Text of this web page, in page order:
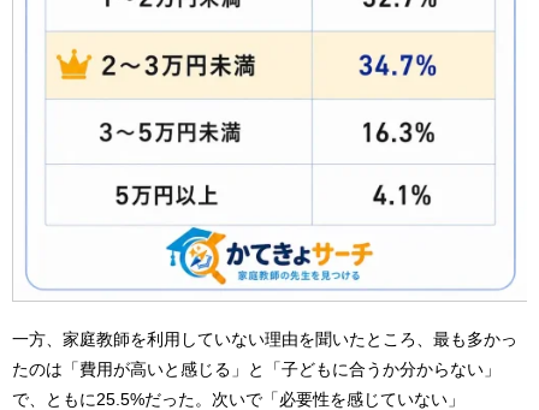
一方、家庭教師を利用していない理由を聞いたところ、最も多かっ
たのは「費用が高いと感じる」と「子どもに合うか分からない」
で、ともに25.5%だった。次いで「必要性を感じていない」